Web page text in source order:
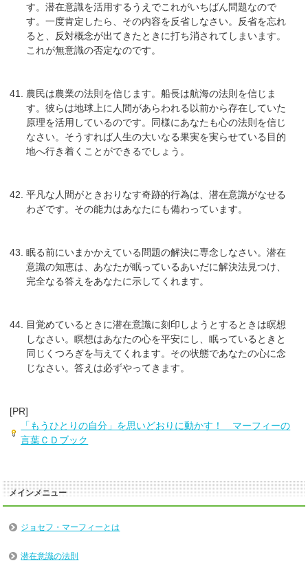
す。潜在意識を活用するうえでこれがいちばん問題なので
す。一度肯定したら、その内容を反省しなさい。反省を忘れ
ると、反対概念が出てきたときに打ち消されてしまいます。
これが無意識の否定なのです。
農民は農業の法則を信じます。船長は航海の法則を信じま
す。彼らは地球上に人間があらわれる以前から存在していた
原理を活用しているのです。同様にあなたも心の法則を信じ
なさい。そうすれば人生の大いなる果実を実らせている目的
地へ行き着くことができるでしょう。
平凡な人間がときおりなす奇跡的行為は、潜在意識がなせる
わざです。その能力はあなたにも備わっています。
眠る前にいまかかえている問題の解決に専念しなさい。潜在
意識の知恵は、あなたが眠っているあいだに解決法見つけ、
完全なる答えをあなたに示してくれます。
目覚めているときに潜在意識に刻印しようとするときは瞑想
しなさい。瞑想はあなたの心を平安にし、眠っているときと
同じくつろぎを与えてくれます。その状態であなたの心に念
じなさい。答えは必ずやってきます。
[PR]
「もうひとりの自分」を思いどおりに動かす！ マーフィーの
言葉ＣＤブック
メインメニュー
ジョセフ・マーフィーとは
潜在意識の法則